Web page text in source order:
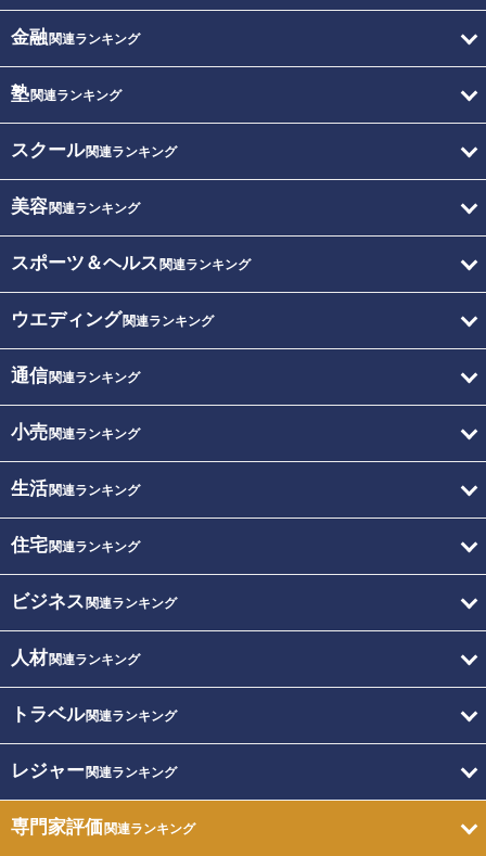
金融関連ランキング
塾関連ランキング
スクール関連ランキング
美容関連ランキング
スポーツ＆ヘルス 関連ランキング
ウエディング関連ランキング
通信関連ランキング
小売関連ランキング
生活関連ランキング
住宅関連ランキング
ビジネス 関連ランキング
人材関連ランキング
トラベル関連ランキング
レジャー関連ランキング
専門家評価関連ランキング